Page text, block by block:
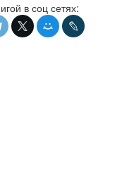
в соц сетях: